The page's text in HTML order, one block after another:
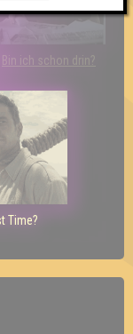
Bin ich schon drin?
Time?